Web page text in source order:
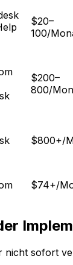
$20–
100/
$200–
800/
$800+/
$74+/
nicht sofort